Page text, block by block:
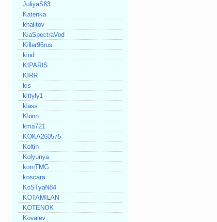
JuliyaS83
Katenka
khalitov
KiaSpectraVod
Killer96rus
kind
KIPARIS
KIRR
kis
kittyly1
klass
Klonn
kma721
KOKA260575
Koltin
Kolyunya
komTMG
koscara
KoSTyaN84
KOTAMILAN
KOTENOK
Kovalev